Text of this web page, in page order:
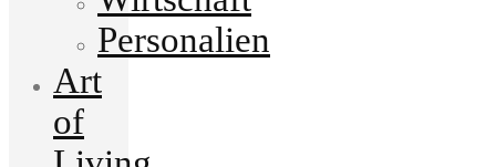
Personalien
Art
of